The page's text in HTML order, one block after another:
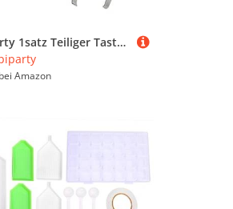
Gadpiparty 1satz Teiliger Tastatur Abzieher Kit Schlüsselcap Abzieher Pinzette Schmierbürste Für Mechanische Tastaturen Für Reparaturen Und Wartung
Amazon